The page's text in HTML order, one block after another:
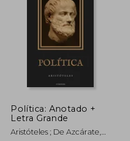
40%
Política: Anotado +
Letra Grande
Aristóteles ; De Azcárate,